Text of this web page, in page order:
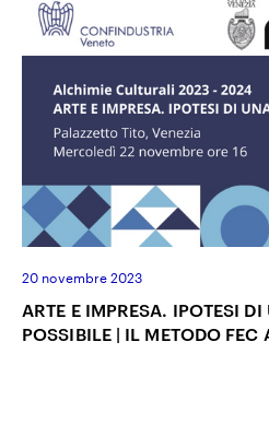
20 novembre 2023
ARTE E IMPRESA. IPOTESI
POSSIBILE | IL METODO FEC